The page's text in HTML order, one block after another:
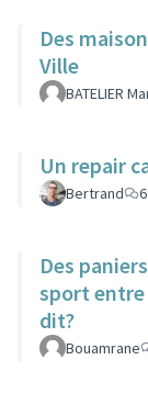
Des
Ville
BATELIER
Un repair
Bertrand 6
Des
sport entre
dit?
Bouamrane